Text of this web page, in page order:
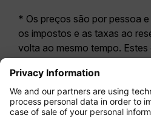
* Os preços são por pessoa
os impostos e as taxas ao
volta ao mesmo tempo.
estar atualizados. As tarifas
Economy Class
Economy Zero, a nossa